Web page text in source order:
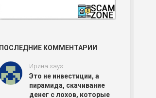
ПОСЛЕДНИЕ КОММЕНТАРИИ
Ирина says:
Это не инвестиции, а
пирамида, скачивание
денег с лохов, которые